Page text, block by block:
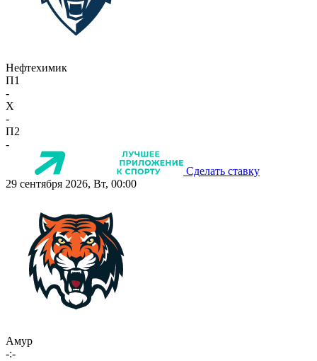
Нефтехимик
П1
-
X
-
П2
-
Сделать ставку
29 сентября 2026, Вт, 00:00
Амур
-:-